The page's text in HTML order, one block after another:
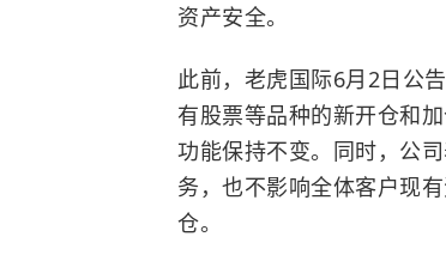
资产安全。
此前，老虎国际6月2日公
有股票等品种的新开仓和
功能保持不变。同时，公
务，也不影响全体客户现
仓。